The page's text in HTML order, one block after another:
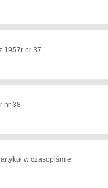
1957r nr 37
nr 38
w czasopiśmie